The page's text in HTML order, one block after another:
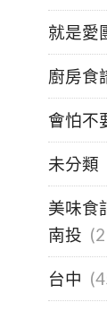
就是愛
廚房食
會怕不
未分類
美味食
南投
台中